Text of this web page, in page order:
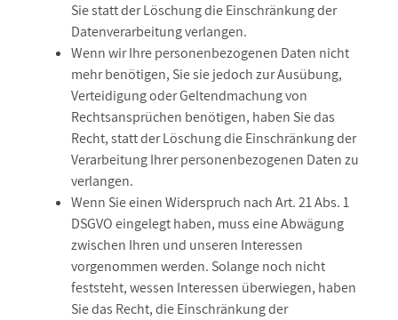
Sie statt der Löschung die Einschränkung der
Datenverarbeitung verlangen.
Wenn wir Ihre personenbezogenen Daten nicht
mehr benötigen, Sie sie jedoch zur Ausübung,
Verteidigung oder Geltendmachung von
Rechtsansprüchen benötigen, haben Sie das
Recht, statt der Löschung die Einschränkung der
Verarbeitung Ihrer personenbezogenen Daten zu
verlangen.
Wenn Sie einen Widerspruch nach Art. 21 Abs. 1
DSGVO eingelegt haben, muss eine Abwägung
zwischen Ihren und unseren Interessen
vorgenommen werden. Solange noch nicht
feststeht, wessen Interessen überwiegen, haben
Sie das Recht, die Einschränkung der